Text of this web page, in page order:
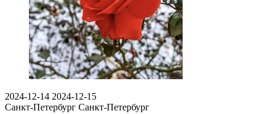
2024-12-14 2024-12-15
Санкт-Петербург Санкт-Петербург